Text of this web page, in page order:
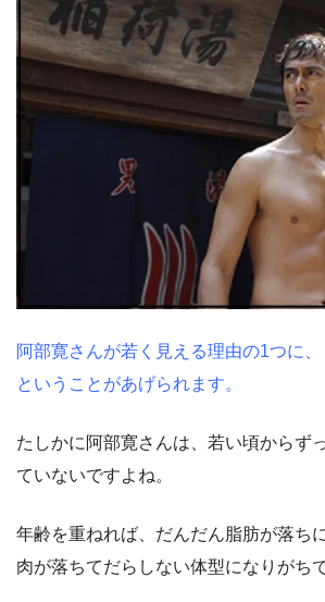
阿部寛さんが若く見える理由の1つに、
ということがあげられます。
たしかに阿部寛さんは、若い頃からず
ていないですよね。
年齢を重ねれば、だんだん脂肪が落ち
肉が落ちてだらしない体型になりがちで